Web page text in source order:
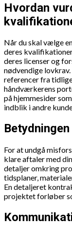
Hvordan
Når du skal vælge
deres
deres licenser og
nødvendige
referencer fra
håndværkerens
på hjemmesider
indblik i andre
For at undgå
klare aftaler med
detaljer omkring
tidsplaner,
En detaljeret
projektet forløber